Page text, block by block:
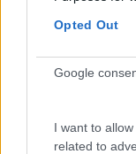
Opted Out
Google
I want to
related to
FORMAÇÃO